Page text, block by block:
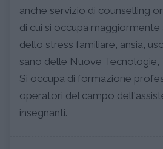
anche servizio di counselling
di cui si occupa
dello stress familiare, ansia,
sano delle Nuove Tecnologie,
Si occupa di formazione
operatori del campo
insegnanti.